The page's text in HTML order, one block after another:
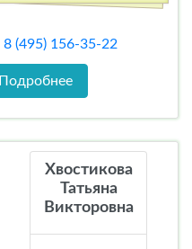
8 (495) 156-35-22
Подробнее
Хвостикова
Татьяна
Викторовна